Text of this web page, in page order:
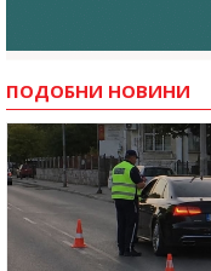
ПОДОБНИ НОВИНИ